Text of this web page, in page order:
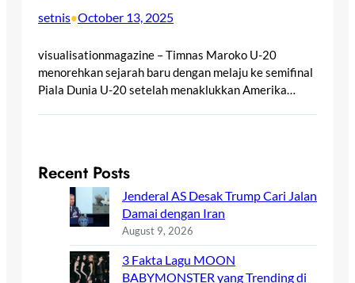
setnis•October 13, 2025
visualisationmagazine – Timnas Maroko U-20
menorehkan sejarah baru dengan melaju ke semifinal
Piala Dunia U-20 setelah menaklukkan Amerika…
Recent Posts
Jenderal AS Desak Trump Cari Jalan
Damai dengan Iran
August 9, 2026
3 Fakta Lagu MOON
BABYMONSTER yang Trending di